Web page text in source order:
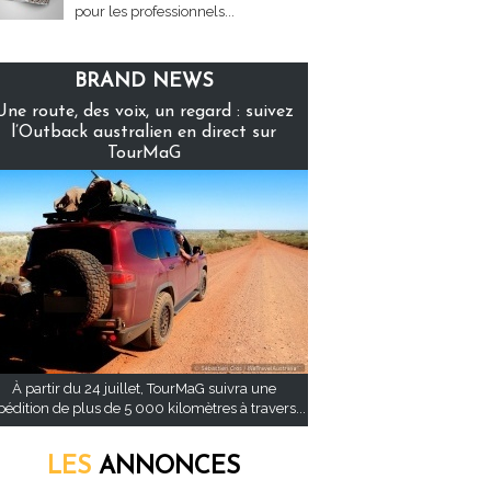
pour les professionnels...
BRAND NEWS
route, des voix, un regard : suivez
l’Outback australien en direct sur
TourMaG
À partir du 24 juillet, TourMaG suivra une
de plus de 5 000 kilomètres à travers...
LES ANNONCES